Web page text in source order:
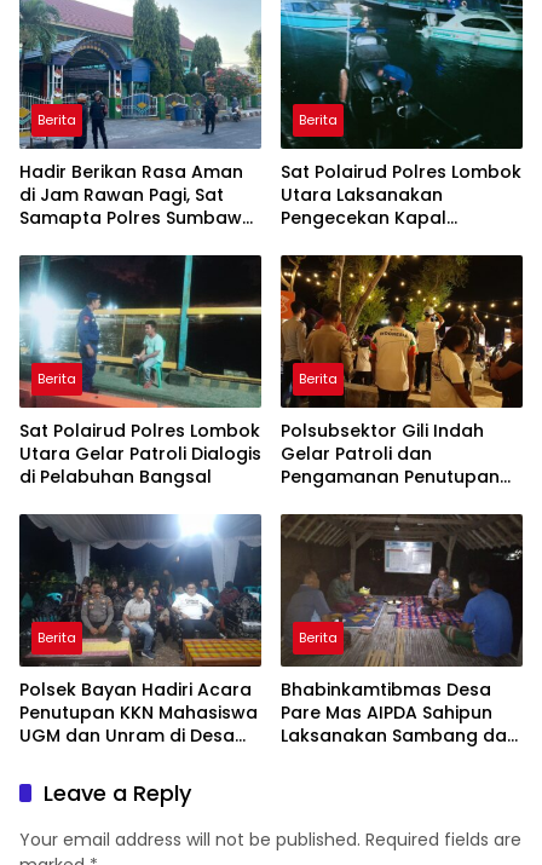
Berita
Hadir Berikan Rasa Aman
di Jam Rawan Pagi, Sat
Samapta Polres Sumbawa
dan Penyeberangan
Pelajar
Berita
Sat Polairud Polres Lombok
Utara Laksanakan
Pengecekan Kapal
Teluk Nara
Berita
Sat Polairud Polres Lombok
Utara Gelar Patroli Dialogis
di Pelabuhan Bangsal
Berita
Polsubsektor Gili Indah
Gelar Patroli dan
Pengamanan Penutupan
Archery di Gili Trawangan
Berita
Polsek Bayan Hadiri Acara
Penutupan KKN Mahasiswa
UGM dan Unram di Desa
Berita
Bhabinkamtibmas Desa
Pare Mas AIPDA Sahipun
Laksanakan Sambang dan
Leave a Reply
Your email address will not be published. Required fields are